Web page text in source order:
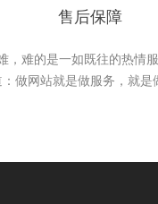
售后保障
，难的是一如既往的热情
做网站就是做服务，就是